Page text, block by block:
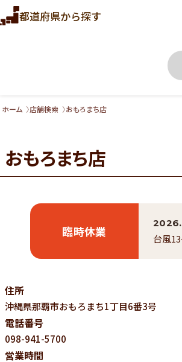
都道府県から探す
ホーム 店舗検索 おもろまち店
おもろまち店
臨時休業 台風
住所
沖縄県那覇市おもろまち1丁目6番3号
電話番号
098-941-5700
営業時間